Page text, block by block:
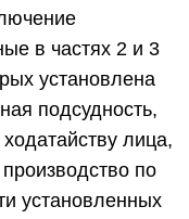
в частях 2 и 3
установлена
подсудность,
лица,
по
установленных